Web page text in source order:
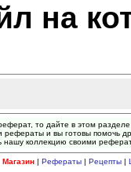
на
то дайте в этом
рефераты и вы готовы помочь
нашу коллекцию своими
Магазин| Рефераты| Рецепты|